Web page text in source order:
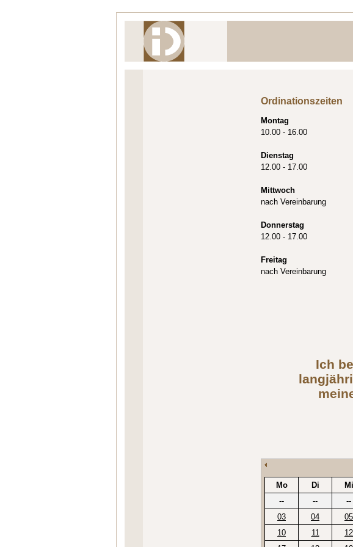
Ordinationszeiten
Montag
10.00 - 16.00
Dienstag
12.00 - 17.00
Mittwoch
nach Vereinbarung
Donnerstag
12.00 - 17.00
Freitag
nach Vereinbarung
Ich
Mo Di Mi
--
-- --
03
04 05
10
11 12